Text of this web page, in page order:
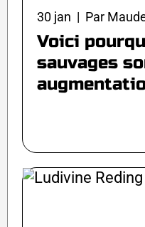
30 jan | Par
Voici
sauvages